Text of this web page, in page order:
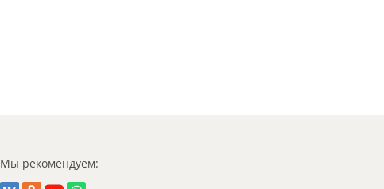
Мы рекомендуем: